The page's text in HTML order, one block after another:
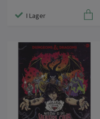
I Lager